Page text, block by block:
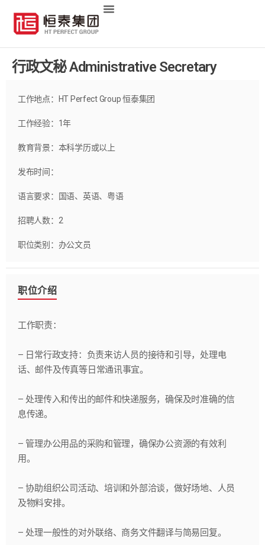
行政文秘 Administrative Secretary
工作地点： HT Perfect Group 恒泰集团
工作经验： 1年
教育背景： 本科学历或以上
发布时间：
语言要求： 国语、英语、粤语
招聘人数： 2
职位类别： 办公文员
职位介绍
工作职责：
– 日常行政支持：负责来访人员的接待和引导，处理电
话、邮件及传真等日常通讯事宜。
– 处理传入和传出的邮件和快递服务，确保及时准确的信
息传递。
– 管理办公用品的采购和管理，确保办公资源的有效利
用。
– 协助组织公司活动、培训和外部洽谈，做好场地、人员
及物料安排。
– 处理一般性的对外联络、商务文件翻译与简易回复。